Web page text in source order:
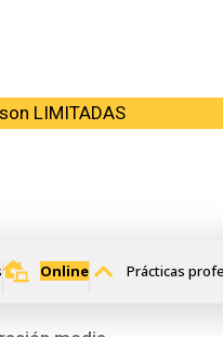
LIMITADAS
Online Prácticas